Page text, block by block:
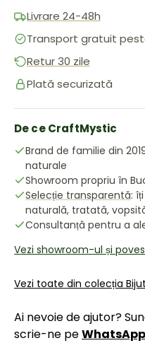
Livrare 24-48h
Transport gratuit
Retur 30 zile
Plată securizată
De ce CraftMystic
Brand de familie din
naturale
Showroom propriu în
Selecție transparentă:
naturală, tratată,
Consultanță pentru a
Vezi showroom-ul și
Vezi toate din colecția
Ai nevoie de ajutor?
scrie-ne peWhatsApp